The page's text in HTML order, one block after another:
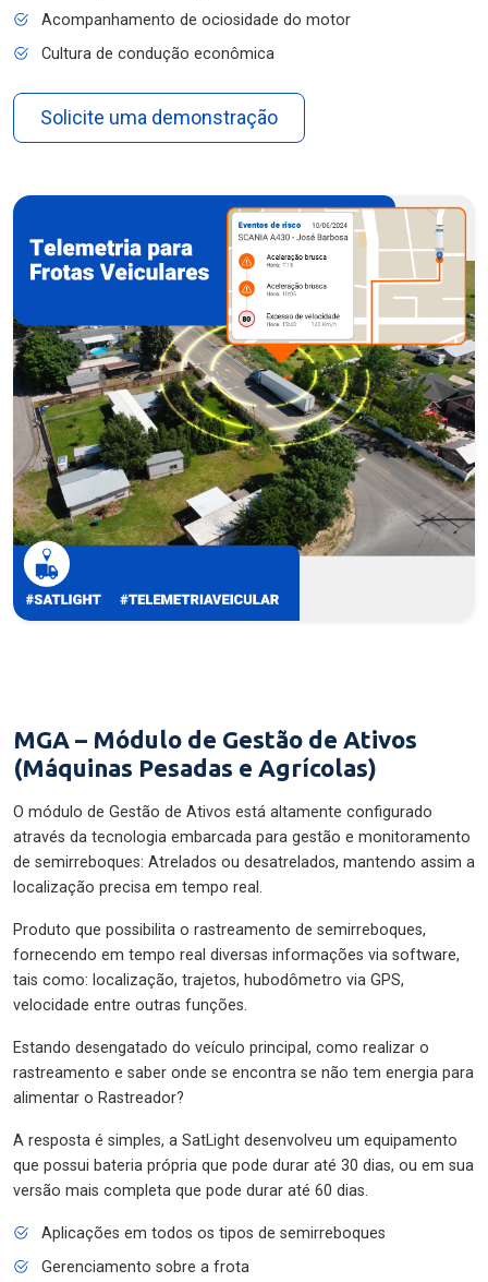
Acompanhamento de ociosidade do motor
Cultura de condução econômica
Solicite uma demonstração
MGA – Módulo de Gestão de Ativos
(Máquinas Pesadas e Agrícolas)
O módulo de Gestão de Ativos está altamente configurado
através da tecnologia embarcada para gestão e monitoramento
de semirreboques: Atrelados ou desatrelados, mantendo assim a
localização precisa em tempo real.
Produto que possibilita o rastreamento de semirreboques,
fornecendo em tempo real diversas informações via software,
tais como: localização, trajetos, hubodômetro via GPS,
velocidade entre outras funções.
Estando desengatado do veículo principal, como realizar o
rastreamento e saber onde se encontra se não tem energia para
alimentar o Rastreador?
A resposta é simples, a SatLight desenvolveu um equipamento
que possui bateria própria que pode durar até 30 dias, ou em sua
versão mais completa que pode durar até 60 dias.
Aplicações em todos os tipos de semirreboques
Gerenciamento sobre a frota